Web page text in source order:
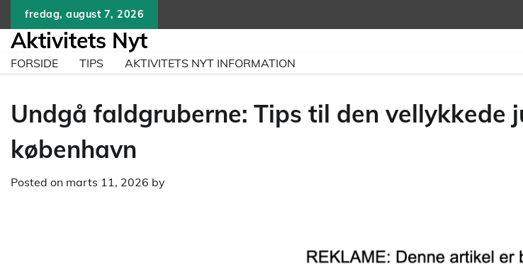
content
fredag, august 7, 2026
Aktivitets Nyt
FORSIDE TIPS AKTIVITETS NYT INFORMATION
Undgå faldgruberne: Tips til den vellykkede
københavn
Posted on marts 11, 2026 by